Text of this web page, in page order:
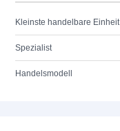
Kleinste handelbare Einheit
Spezialist
Handelsmodell